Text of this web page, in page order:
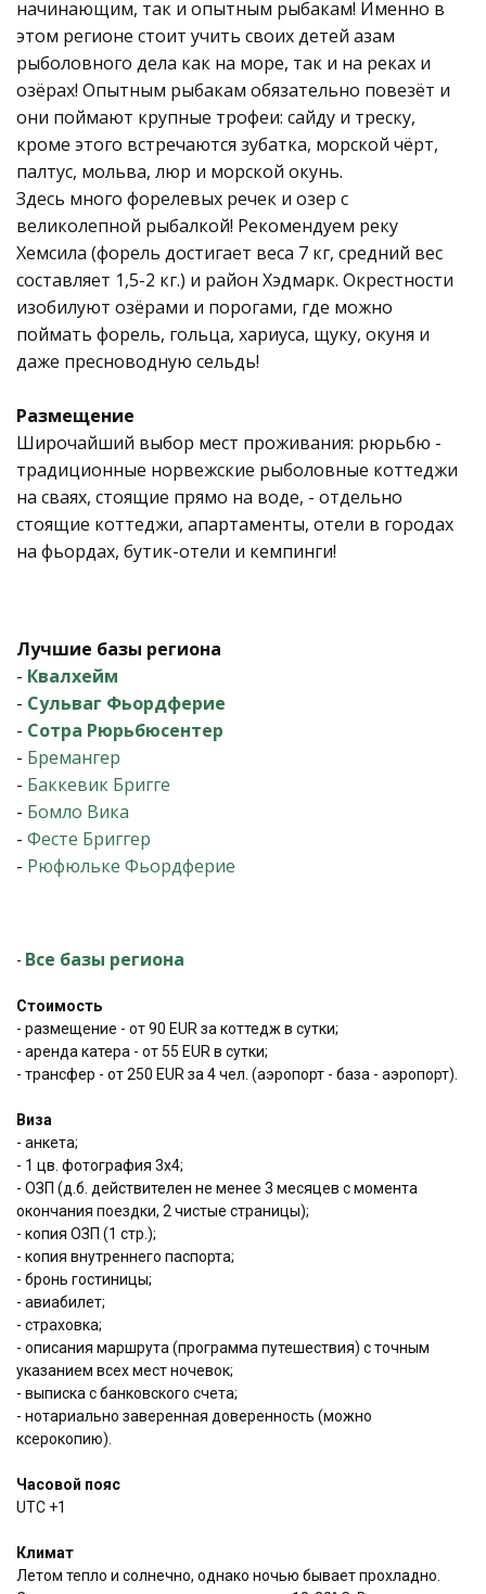
начинающим, так и опытным рыбакам! Именно в
этом регионе стоит учить своих детей азам
рыболовного дела как на море, так и на реках и
озёрах! Опытным рыбакам обязательно повезёт и
они поймают крупные трофеи: сайду и треску,
кроме этого встречаются зубатка, морской чёрт,
палтус, мольва, люр и морской окунь.
Здесь много форелевых речек и озер с
великолепной рыбалкой! Рекомендуем реку
Хемсила (форель достигает веса 7 кг, средний вес
составляет 1,5-2 кг.) и район Хэдмарк. Окрестности
изобилуют озёрами и порогами, где можно
поймать форель, гольца, хариуса, щуку, окуня и
даже пресноводную сельдь!
Размещение
Широчайший выбор мест проживания: рюрьбю -
традиционные норвежские рыболовные коттеджи
на сваях, стоящие прямо на воде, - отдельно
стоящие коттеджи, апартаменты, отели в городах
на фьордах, бутик-отели и кемпинги!
Лучшие базы региона
- Квалхейм
- Сульваг Фьордферие
- Сотра Рюрьбюсентер
- Бремангер
- Баккевик Бригге
- Бомло Вика
- Фесте Бриггер
- Рюфюльке Фьордферие
- Все базы региона
Стоимость
- размещение - от 90 EUR за коттедж в сутки;
- аренда катера - от 55 EUR в сутки;
- трансфер - от 250 EUR за 4 чел. (аэропорт - база - аэропорт).
Виза
- анкета;
- 1 цв. фотография 3x4;
- ОЗП (д.б. действителен не менее 3 месяцев с момента
окончания поездки, 2 чистые страницы);
- копия ОЗП (1 стр.);
- копия внутреннего паспорта;
- бронь гостиницы;
- авиабилет;
- страховка;
- описания маршрута (программа путешествия) с точным
указанием всех мест ночевок;
- выписка с банковского счета;
- нотариально заверенная доверенность (можно
ксерокопию).
Часовой пояс
UTC +1
Климат
Летом тепло и солнечно, однако ночью бывает прохладно.